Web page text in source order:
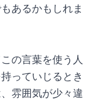
あるかもしれま
の言葉を使う人
っていじるとき
雰囲気が少々違